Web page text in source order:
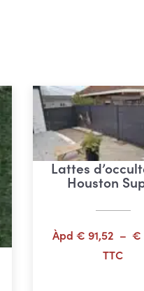
Lattes
Houston
Àpd € 91,52 – €
TTC